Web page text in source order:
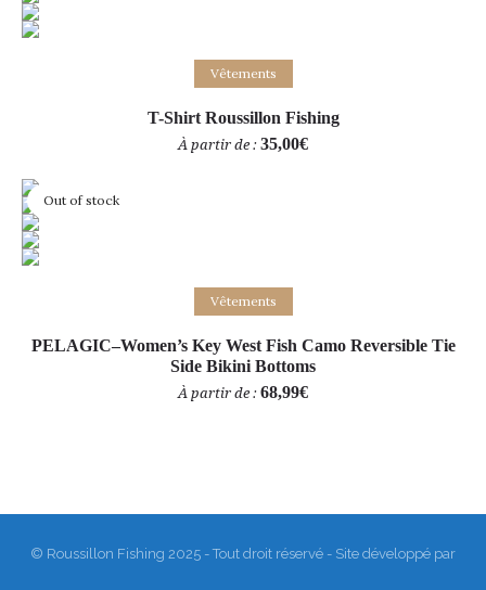
Choix des options
Vêtements
T-Shirt Roussillon Fishing
À partir de : 35,00€
Choix des options
Out of stock
Vêtements
PELAGIC–Women’s Key West Fish Camo Reversible Tie
Side Bikini Bottoms
À partir de : 68,99€
© Roussillon Fishing 2025 - Tout droit réservé - Site développé par